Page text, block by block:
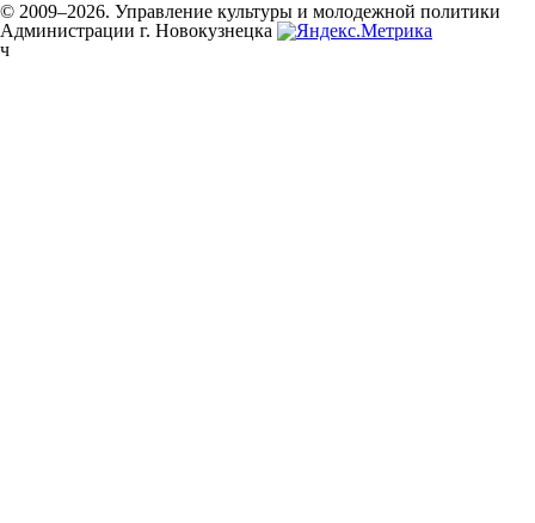
© 2009–2026. Управление культуры и молодежной политики
Администрации г. Новокузнецка
ч